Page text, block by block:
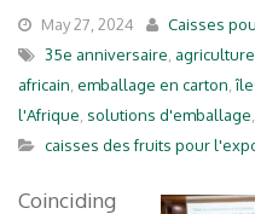
May 27, 2024
Caisses
35e anniversaire agriculture
africain emballage en carton ,
l'Afrique solutions d'emballage
caisses des fruits pour
Coinciding